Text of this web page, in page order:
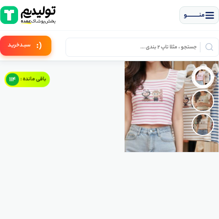
منــــــــــــو
(: سبـدخرید
باقی مانده : 114